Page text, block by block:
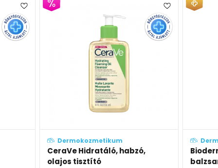
Dermokozmetikum
Bioderma Atoderm Ajakápoló
balzsam (Baume Lévres)